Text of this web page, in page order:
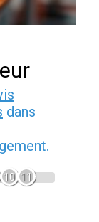
dans
10 11